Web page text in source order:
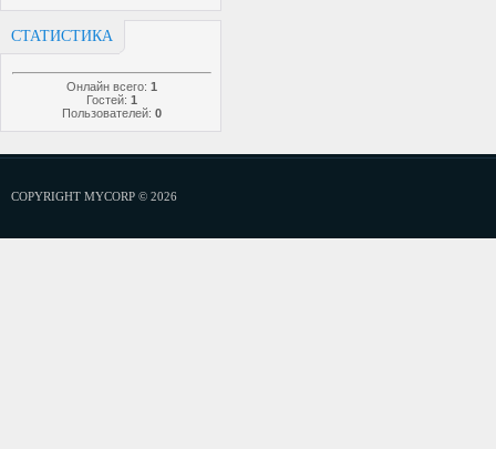
СТАТИСТИКА
Онлайн всего: 1
Гостей: 1
Пользователей: 0
COPYRIGHT MYCORP © 2026